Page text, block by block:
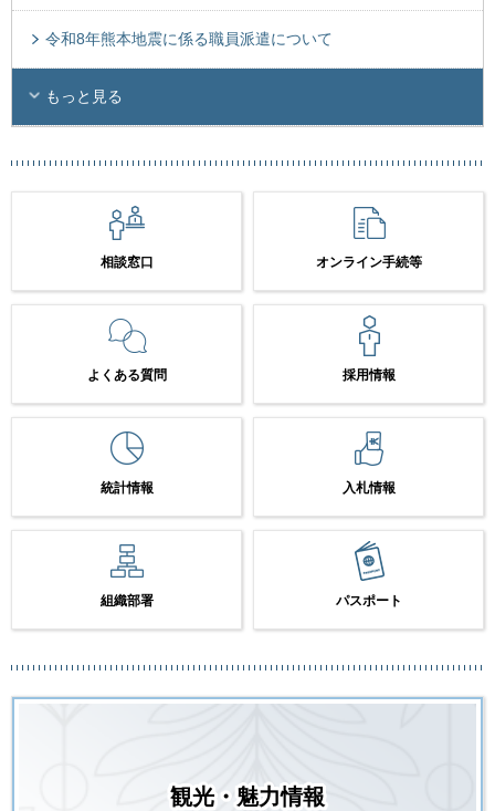
令和8年熊本地震に係る職員派遣について
もっと見る
相談窓口 オンライン手続等
よくある質問 採用情報
統計情報 入札情報
組織部署 パスポート
観光・魅力情報